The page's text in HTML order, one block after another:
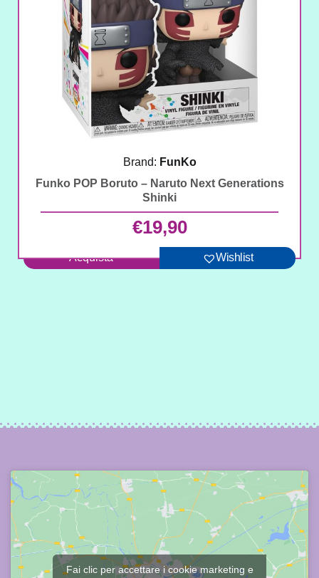
Brand: FunKo
Funko POP Boruto – Naruto Next Generations
Shinki
€19,90
Acquista Wishlist
Fai clic per accettare i cookie marketing e